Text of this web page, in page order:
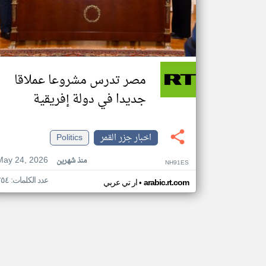
مصر تدرس مشروعا عملاقا
جديدا في دولة إفريقية
اخبار جزر القمر
Politics
24, 2026
منذ شهرين NH91ES
ار تي عربي• arabic.rt.com عدد الكلمات: ٢٥٤